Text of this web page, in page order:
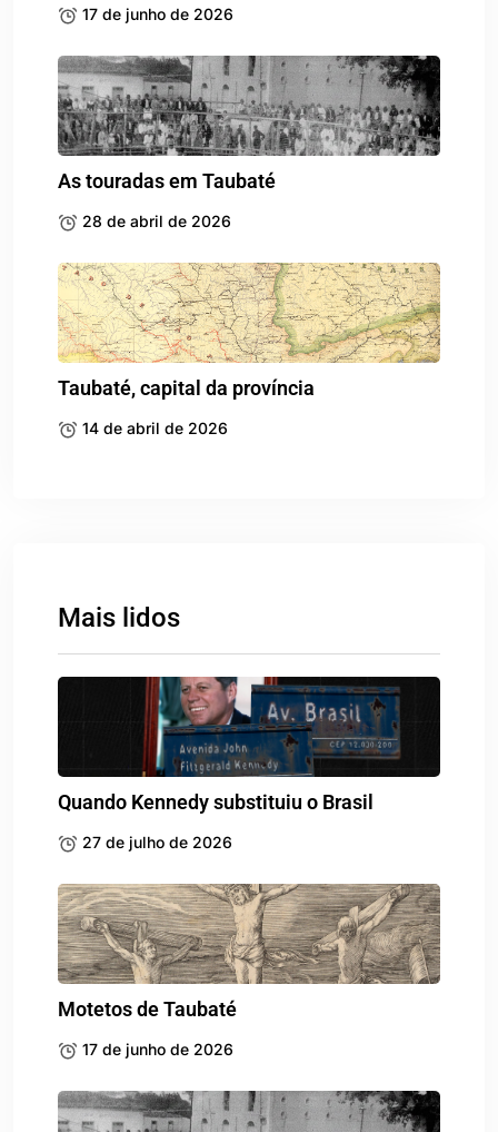
17 de junho de 2026
As touradas em Taubaté
28 de abril de 2026
Taubaté, capital da província
14 de abril de 2026
Mais lidos
Quando Kennedy substituiu o Brasil
27 de julho de 2026
Motetos de Taubaté
17 de junho de 2026